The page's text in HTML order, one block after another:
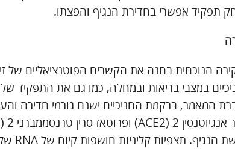
תפקיד אפשרי בחדירת הנגיף והפצתו.
במצבי בריאות ובמחלה, כמו גם את התפקיד